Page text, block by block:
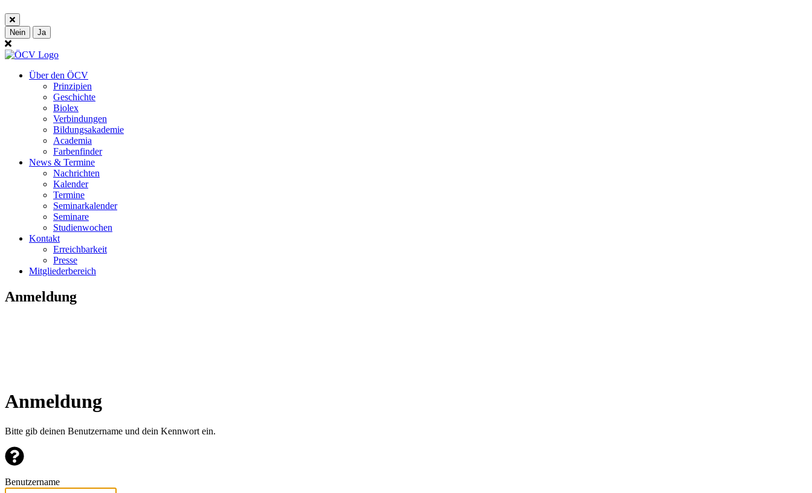
Nein Ja
Über den ÖCV
Prinzipien
Geschichte
Biolex
Verbindungen
Bildungsakademie
Academia
Farbenfinder
News & Termine
Nachrichten
Kalender
Termine
Seminarkalender
Seminare
Studienwochen
Kontakt
Erreichbarkeit
Presse
Mitgliederbereich
Anmeldung
Anmeldung
Bitte gib deinen Benutzername und dein Kennwort ein.
Benutzername